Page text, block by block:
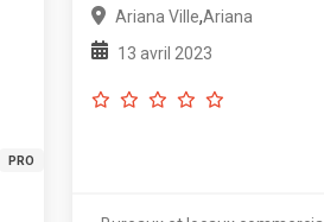
PRO
Ariana Ville,Ariana
13 avril 2023